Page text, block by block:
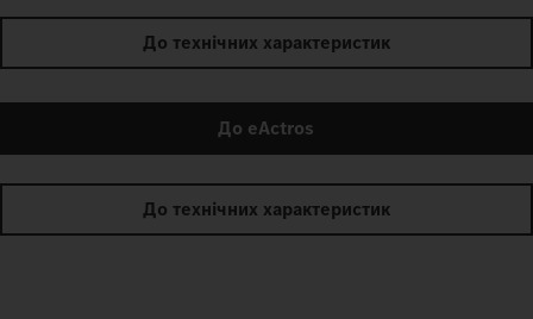
До технічних характеристик
До eActros
До технічних характеристик